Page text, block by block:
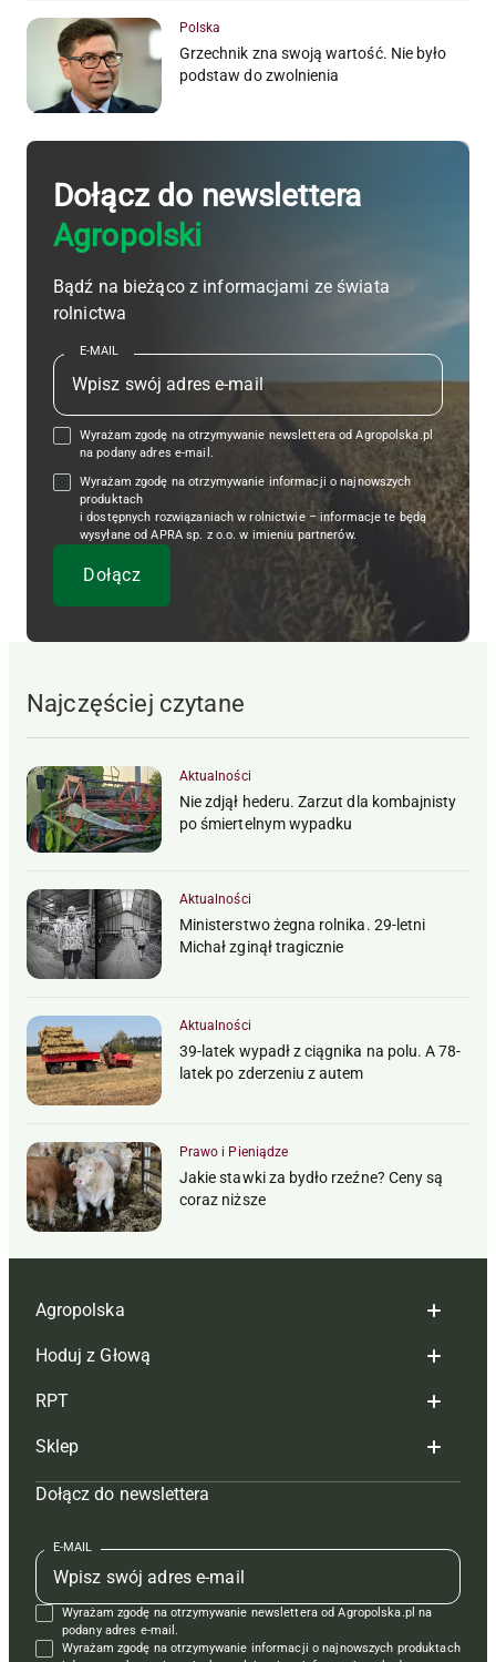
Polska
Grzechnik zna swoją wartość. Nie było
podstaw do zwolnienia
Dołącz do newslettera
Agropolski
Bądź na bieżąco z informacjami ze świata
rolnictwa
E-MAIL
Wyrażam zgodę na otrzymywanie newslettera od Agropolska.pl
na podany adres e-mail.
Wyrażam zgodę na otrzymywanie informacji o najnowszych
produktach
i dostępnych rozwiązaniach w rolnictwie – informacje te będą
wysyłane od APRA sp. z o.o. w imieniu partnerów.
Najczęściej czytane
Aktualności
Nie zdjął hederu. Zarzut dla kombajnisty
po śmiertelnym wypadku
Aktualności
Ministerstwo żegna rolnika. 29-letni
Michał zginął tragicznie
Aktualności
39-latek wypadł z ciągnika na polu. A 78-
latek po zderzeniu z autem
Prawo i Pieniądze
Jakie stawki za bydło rzeźne? Ceny są
coraz niższe
Agropolska
Redakcja
Reklama
Tagi
Mapa serwisu
Kontakt
Regulamin
Polityka prywatności
Hoduj z Głową
Hoduj z głową bydło
Hoduj z głową świnie
Prenumerata
Redakcja
Kontakt
Reklama
RPT
Redakcja
Prenumerata
Reklama
Kontakt
Krzyżówki
Sklep
Czasopisma i prenumerata
Książki
Regulamin
Dołącz do newslettera
E-MAIL
Wyrażam zgodę na otrzymywanie newslettera od Agropolska.pl na
podany adres e-mail.
Wyrażam zgodę na otrzymywanie informacji o najnowszych produktach